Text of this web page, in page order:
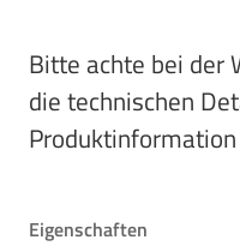
Bitte achte bei der
die technischen
Produktinformation
Eigenschaften